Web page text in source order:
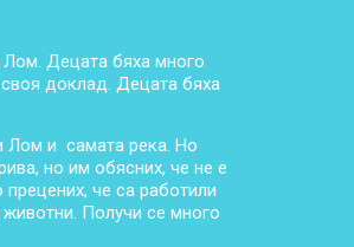
Лом. Децата бяха много
доклад. Децата бяха
Лом и самата река. Но
но им обясних, че не е
че са работили
Получи се много